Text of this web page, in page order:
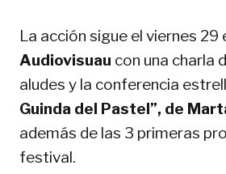
La acción sigue el viernes 29
Audiovisuau con una charla
aludes y la conferencia
Guinda del Pastel”, de
además de las 3 primeras
festival.